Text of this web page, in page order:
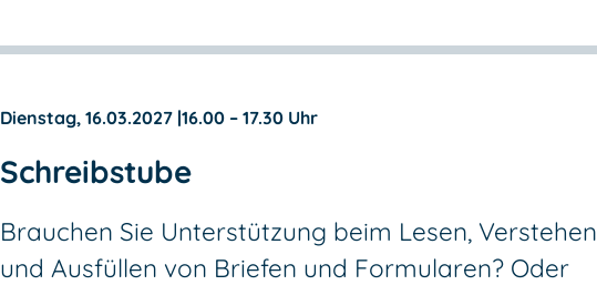
Dienstag, 16.03.2027 |16.00 – 17.30 Uhr
Schreibstube
Brauchen Sie Unterstützung beim Lesen, Verstehen
und Ausfüllen von Briefen und Formularen? Oder